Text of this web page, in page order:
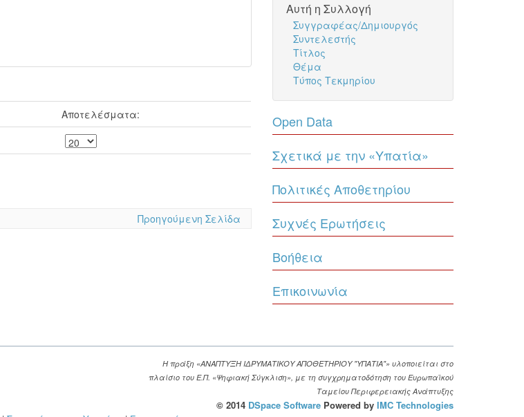
Αποτελέσματα:
Προηγούμενη Σελίδα
Αυτή η Συλλογή
Συγγραφέας/Δημιουργός
Συντελεστής
Τίτλος
Θέμα
Τύπος Τεκμηρίου
Open Data
Σχετικά με την «Υπατία»
Πολιτικές Αποθετηρίου
Συχνές Ερωτήσεις
Βοήθεια
Επικοινωνία
Η πράξη «ΑΝΑΠΤΥΞΗ ΙΔΡΥΜΑΤΙΚΟΥ ΑΠΟΘΕΤΗΡΙΟΥ "ΥΠΑΤΙΑ"» υλοποιείται στο
πλαίσιο του Ε.Π. «Ψηφιακή Σύγκλιση», με τη συγχρηματοδότηση του Ευρωπαϊκού
Ταμείου Περιφερειακής Ανάπτυξης
© 2014 DSpace Software Powered by IMC Technologies